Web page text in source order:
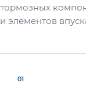
тормозных
и элементов
01